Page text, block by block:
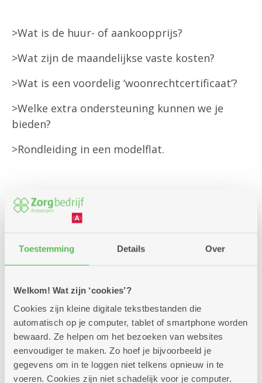
Toestemming Details Over
Welkom! Wat zijn ‘cookies’?
Cookies zijn kleine digitale tekstbestanden die
automatisch op je computer, tablet of smartphone worden
bewaard. Ze helpen om het bezoeken van websites
eenvoudiger te maken. Zo hoef je bijvoorbeeld je
gegevens om in te loggen niet telkens opnieuw in te
voeren. Cookies zijn niet schadelijk voor je computer.
>Wat is de huur- of aankoopprijs?
>Wat zijn de maandelijkse vaste kosten?
>Wat is een voordelig ‘woonrechtcertificaat’?
>Welke extra ondersteuning kunnen we je
bieden?
>Rondleiding in een modelflat.
De infosessie start steeds op het aangegeven
tijdstip,
vindt plaats in het dienstencentrum en duurt
doorgaans twee uur.
Inschrijven kan via onderstaand formulier
of via onze klantendienst op 03 431 31 31.
Vermeld met hoeveel personen je komt
en wij reserveren graag jouw plaatsen.